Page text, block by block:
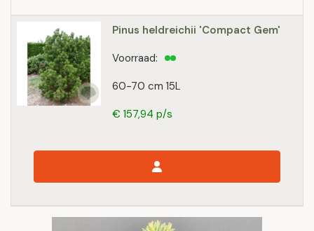
Pinus heldreichii 'Compact Gem'
60-70 cm 15L
Voorraad:
€ 157,94 p/s